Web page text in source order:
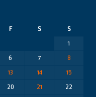
F S
S
1
6 7
8
13 14
15
20 21
22